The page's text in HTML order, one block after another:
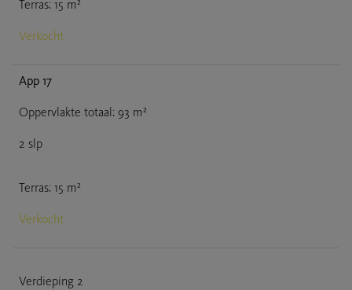
Terras: 15 m²
Verkocht
App 17
Oppervlakte totaal : 93 m²
2 slp
Terras: 15 m²
Verkocht
Verdieping 2